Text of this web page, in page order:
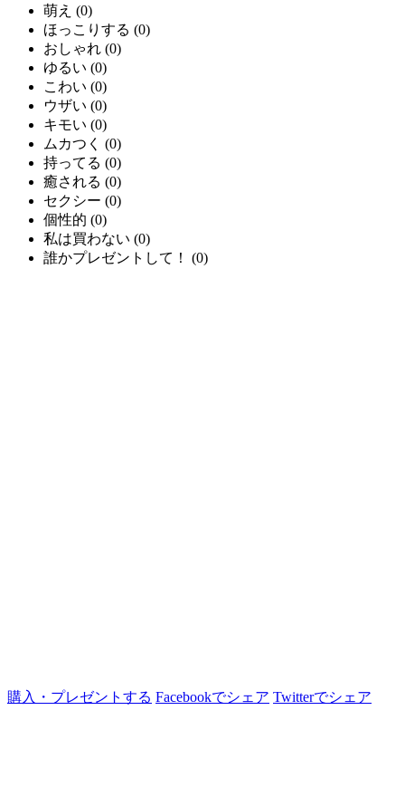
萌え (0)
ほっこりする (0)
おしゃれ (0)
ゆるい (0)
こわい (0)
ウザい (0)
キモい (0)
ムカつく (0)
持ってる (0)
癒される (0)
セクシー (0)
個性的 (0)
私は買わない (0)
誰かプレゼントして！
(0)
購入・プレゼントする Facebookでシェア Twitterでシェア